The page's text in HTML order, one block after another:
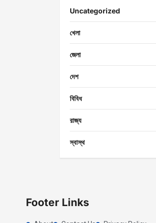
Uncategorized
খেলা
জেলা
দেশ
বিবিধ
রাজ্য
স্বাস্থ
Footer Links